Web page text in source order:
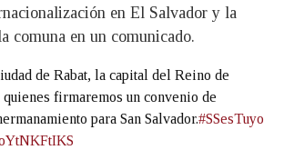
en El Salvador y la
comuna en un comunicado.
de Rabat, la capital del Reino de
firmaremos un convenio de
para San Salvador.#SSesTuyo